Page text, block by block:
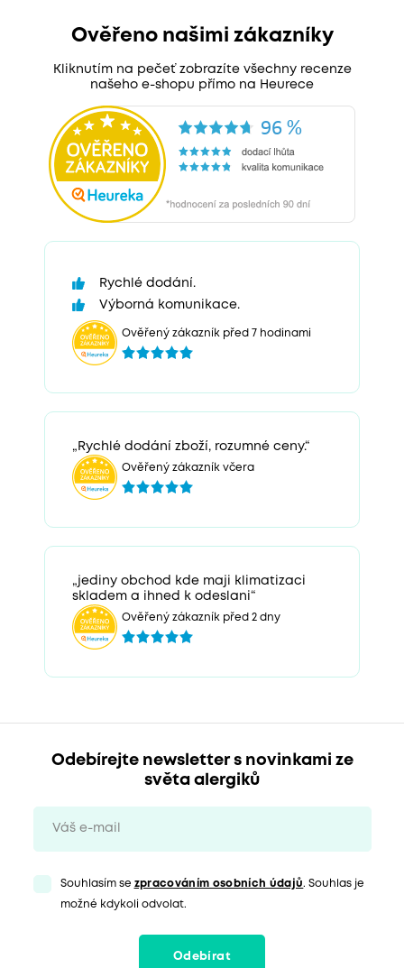
Ověřeno našimi zákazníky
Kliknutím na pečeť zobrazíte všechny recenze
našeho e-shopu přímo na Heurece
Rychlé dodání.
Výborná komunikace.
Ověřený zákazník před 7 hodinami
„Rychlé dodání zboží, rozumné ceny.“
Ověřený zákazník včera
„jediny obchod kde maji klimatizaci
skladem a ihned k odeslani“
Ověřený zákazník před 2 dny
Odebírejte newsletter s novinkami ze
světa alergiků
Souhlasím se zpracováním osobních údajů. Souhlas je
možné kdykoli odvolat.
Odebírat